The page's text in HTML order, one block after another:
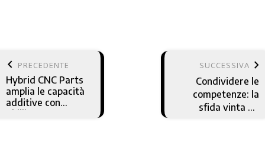
keyboard_arrow_left PRECEDENTE
Hybrid CNC Parts
amplia le capacità
additive con
Phillips
SUCCESSIVA keyboard_arrow_right
Condividere le
competenze: la
sfida vinta da